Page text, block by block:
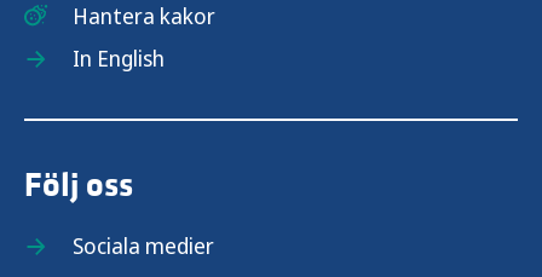
Hantera kakor
In English
Följ oss
Sociala medier